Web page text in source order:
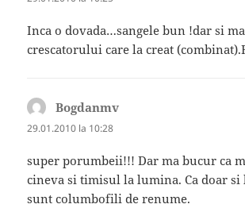
Inca o dovada…sangele bun !dar si
crescatorului care la creat
Bogdanmv
29.01.2010 la 10:28
super porumbeii!!! Dar ma bucur ca
cineva si timisul la lumina. Ca doar
sunt columbofili de renume.